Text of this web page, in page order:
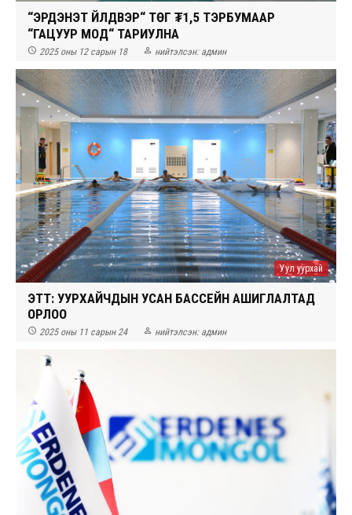
“ЭРДЭНЭТ ҮЙЛДВЭР“ ТӨҮГ ₮1,5 ТЭРБУМААР
“ГАЦУУР МОД“ ТАРИУЛНА
 2025 оны 12 сарын 18  нийтэлсэн: админ
Уул уурхай
ЭТТ: УУРХАЙЧДЫН УСАН БАССЕЙН АШИГЛАЛТАД
ОРЛОО
 2025 оны 11 сарын 24  нийтэлсэн: админ